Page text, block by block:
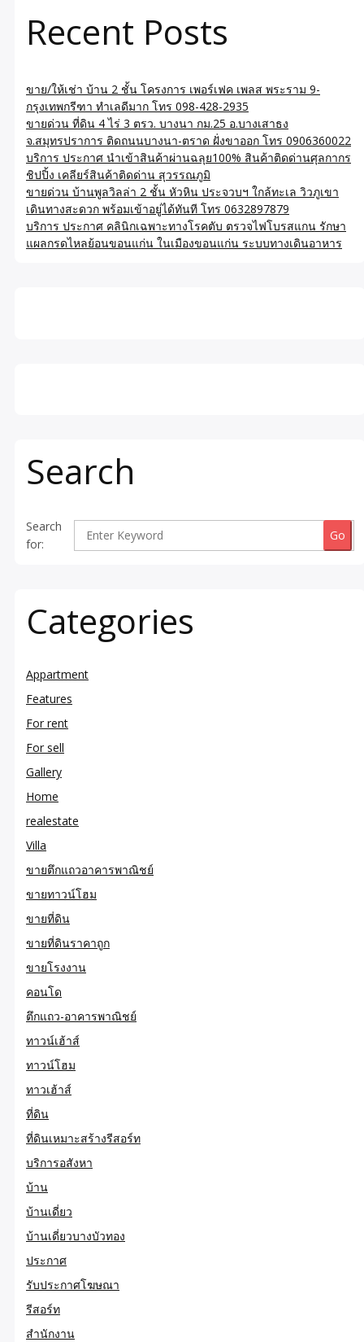
Recent Posts
ขาย/ให้เช่า บ้าน 2 ชั้น โครงการ เพอร์เฟค เพลส พระราม 9-
กรุงเทพกรีฑา ทำเลดีมาก โทร 098-428-2935
ขายด่วน ที่ดิน 4 ไร่ 3 ตรว. บางนา กม.25 อ.บางเสาธง
จ.สมุทรปราการ ติดถนนบางนา-ตราด ฝั่งขาออก โทร 0906360022
บริการ ประกาศ นำเข้าสินค้าผ่านฉลุย100% สินค้าติดด่านศุลกากร
ชิปปิ้ง เคลียร์สินค้าติดด่าน สุวรรณภูมิ
ขายด่วน บ้านพูลวิลล่า 2 ชั้น หัวหิน ประจวบฯ ใกล้ทะเล วิวภูเขา
เดินทางสะดวก พร้อมเข้าอยู่ได้ทันที โทร 0632897879
บริการ ประกาศ คลินิกเฉพาะทางโรคตับ ตรวจไฟโบรสแกน รักษา
แผลกรดไหลย้อนขอนแก่น ในเมืองขอนแก่น ระบบทางเดินอาหาร
Search
Search
for:
Categories
Appartment
Features
For rent
For sell
Gallery
Home
realestate
Villa
ขายตึกแถวอาคารพาณิชย์
ขายทาวน์โฮม
ขายที่ดิน
ขายที่ดินราคาถูก
ขายโรงงาน
คอนโด
ตึกแถว-อาคารพาณิชย์
ทาวน์เฮ้าส์
ทาวน์โฮม
ทาวเฮ้าส์
ที่ดิน
ที่ดินเหมาะสร้างรีสอร์ท
บริการอสังหา
บ้าน
บ้านเดี่ยว
บ้านเดี่ยวบางบัวทอง
ประกาศ
รับประกาศโฆษณา
รีสอร์ท
สำนักงาน